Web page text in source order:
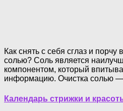
Как снять с себя сглаз и
солью? Соль является
компонентом, который
информацию. Очистка солью —
Календарь стрижки и